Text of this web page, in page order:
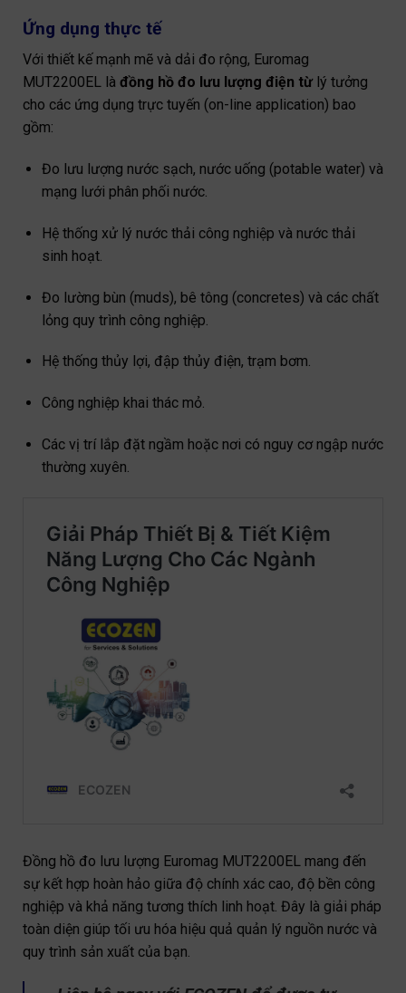
Ứng dụng thực tế
Với thiết kế mạnh mẽ và dải đo rộng, Euromag
MUT2200EL là đồng hồ đo lưu lượng điện từlý tưởng
cho các ứng dụng trực tuyến (on-line application) bao
gồm:
Đo lưu lượng nước sạch, nước uống (potable water) và
mạng lưới phân phối nước.
Hệ thống xử lý nước thải công nghiệp và nước thải
sinh hoạt.
Đo lường bùn (muds), bê tông (concretes) và các chất
lỏng quy trình công nghiệp.
Hệ thống thủy lợi, đập thủy điện, trạm bơm.
Công nghiệp khai thác mỏ.
Các vị trí lắp đặt ngầm hoặc nơi có nguy cơ ngập nước
thường xuyên.
Đồng hồ đo lưu lượng Euromag MUT2200EL mang đến
sự kết hợp hoàn hảo giữa độ chính xác cao, độ bền công
nghiệp và khả năng tương thích linh hoạt. Đây là giải pháp
toàn diện giúp tối ưu hóa hiệu quả quản lý nguồn nước và
quy trình sản xuất của bạn.